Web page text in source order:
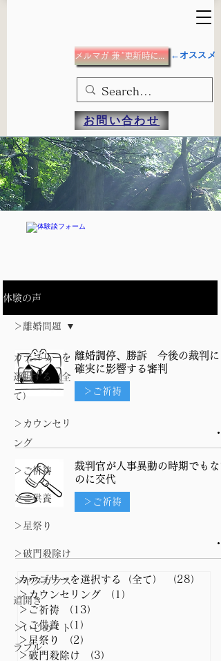
メルマガ 兼 ”更新時にメール”希望の方 ←オススメ
お問い合わせ
体験の声
カテゴリーを
選択する（全
て）
＞カウンセリ
ング
＞ご祈祷
＞ご供養
＞星祭り
＞破門殺除け
＞ヤタガラス
道開き
＞いじめ・ト
ラブル
＞離婚問題
離婚調停、勝訴 今後の裁判に
確実に影響する審判
＞ご祈祷
裁判官が人事異動の時期でもな
のに交代
＞ご祈祷
カテゴリーを選択する（全て） （28）
＞カウンセリング
（1）
＞ご祈祷
（13）
＞ご供養 （1）
＞星祭り
（2）
＞破門殺除け
（3）